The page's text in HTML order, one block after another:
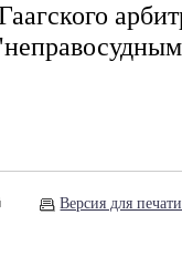
Версия для печати